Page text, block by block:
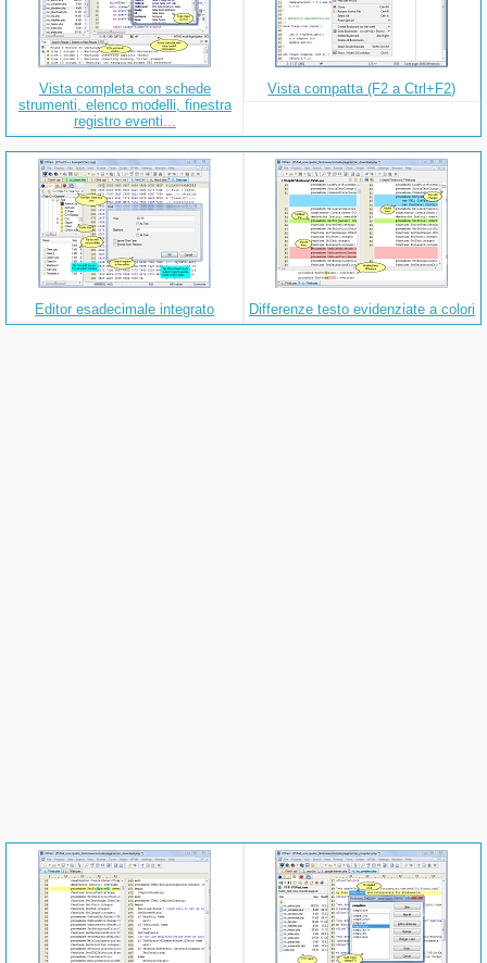
Vista completa con schede
strumenti, elenco modelli, finestra
registro eventi...
Vista compatta (F2 a Ctrl+F2)
Editor esadecimale integrato Differenze testo evidenziate a colori